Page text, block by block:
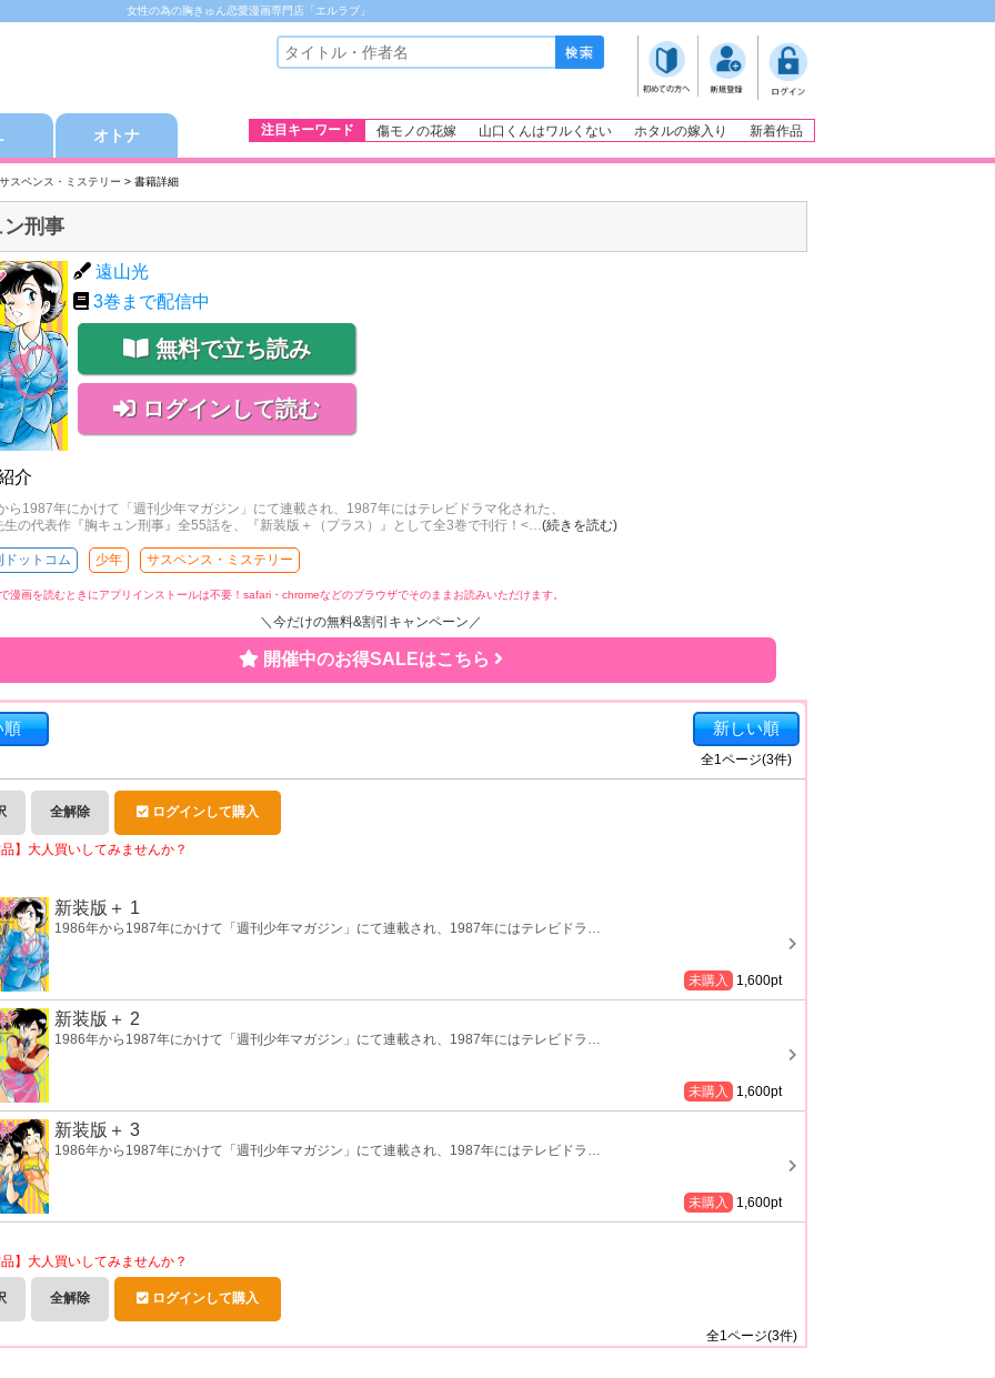
女性の為の胸きゅん恋愛漫画専門店「エルラブ」
オトナ 注目キーワード 傷モノの花嫁 山口くんはワルくない ホタルの嫁入り 新着作品
サスペンス・ミステリー > 書籍詳細
刑事
遠山光
3巻まで配信中
無料で立ち読み
ログインして読む
介
ら1987年にかけて「週刊少年マガジン」にて連載され、1987年にはテレビドラマ化された、
生の代表作『胸キュン刑事』全55話を、『新装版＋（プラス）』として全3巻で刊行！<
(続きを読む)
ドットコム 少年 サスペンス・ミステリー
漫画を読むときにアプリインストールは不要！ safari・chromeなどのブラウザでそのままお読みいただけます。
＼今だけの無料&割引キャンペーン／
開催中のお得SALEはこちら
順 新しい順
全1 ページ(3件)
全解除 ログインして購入
】大人買いしてみませんか？
新装版＋ 1
1986年から1987年にかけて「週刊少年マガジン」にて連載され、1987年にはテレビドラ
未購入 1,600pt
新装版＋ 2
1986年から1987年にかけて「週刊少年マガジン」にて連載され、1987年にはテレビドラ
未購入 1,600pt
新装版＋ 3
1986年から1987年にかけて「週刊少年マガジン」にて連載され、1987年にはテレビドラ
未購入 1,600pt
】大人買いしてみませんか？
全解除 ログインして購入
全1 ページ(3件)